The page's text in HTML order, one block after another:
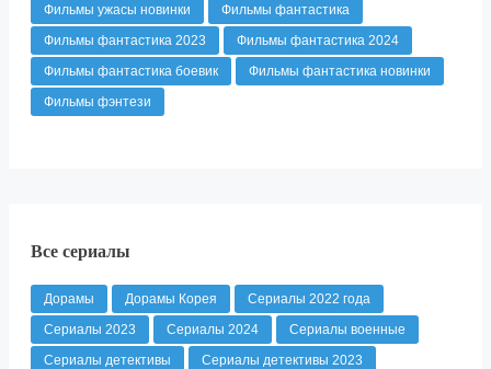
Фильмы ужасы новинки
Фильмы фантастика
Фильмы фантастика 2023
Фильмы фантастика 2024
Фильмы фантастика боевик
Фильмы фантастика новинки
Фильмы фэнтези
Все сериалы
Дорамы Дорамы Корея
Сериалы 2022 года
Сериалы 2023
Сериалы 2024
Сериалы военные
Сериалы детективы
Сериалы детективы 2023